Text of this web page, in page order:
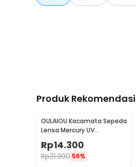
Produk Rekomendasi
OULAIOU Kacamata Sepeda
Lensa Mercury UV
Protection Cycling
Sunglasses - 9181
Rp14.300
Rp31.900 56%